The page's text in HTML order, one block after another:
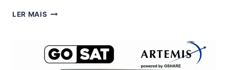
LER MAIS GOSAT
(ARTEMIS)
V228
–